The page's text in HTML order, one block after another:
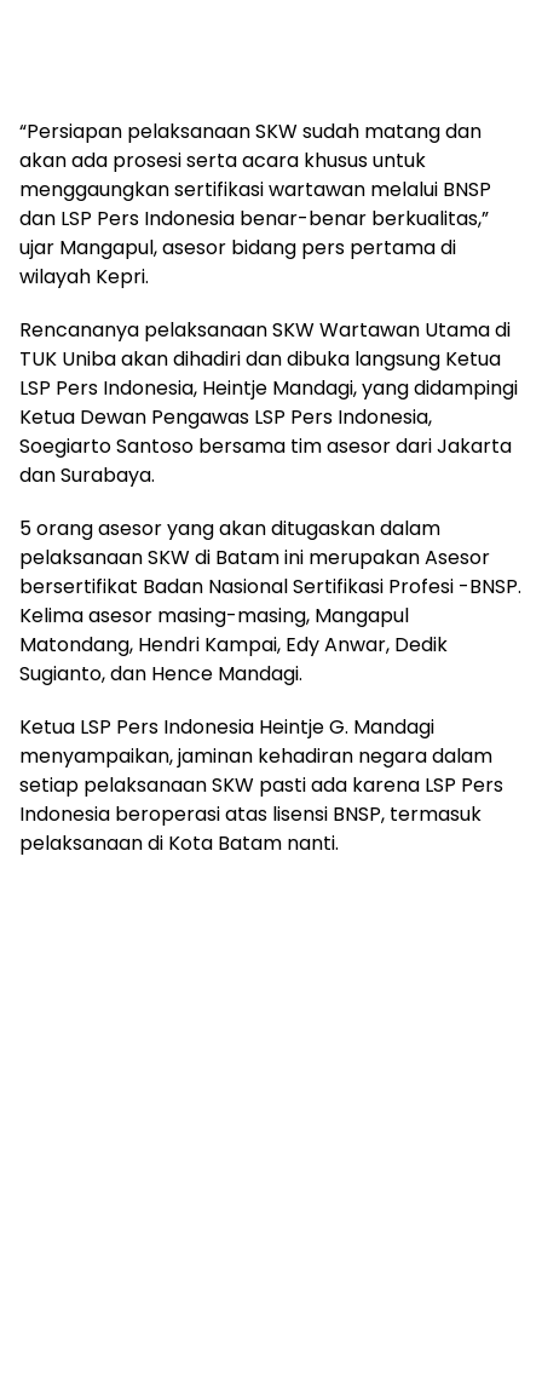
“Persiapan pelaksanaan SKW sudah matang dan
akan ada prosesi serta acara khusus untuk
menggaungkan sertifikasi wartawan melalui BNSP
dan LSP Pers Indonesia benar-benar berkualitas,”
ujar Mangapul, asesor bidang pers pertama di
wilayah Kepri.
Rencananya pelaksanaan SKW Wartawan Utama di
TUK Uniba akan dihadiri dan dibuka langsung Ketua
LSP Pers Indonesia, Heintje Mandagi, yang didampingi
Ketua Dewan Pengawas LSP Pers Indonesia,
Soegiarto Santoso bersama tim asesor dari Jakarta
dan Surabaya.
5 orang asesor yang akan ditugaskan dalam
pelaksanaan SKW di Batam ini merupakan Asesor
bersertifikat Badan Nasional Sertifikasi Profesi -BNSP.
Kelima asesor masing-masing, Mangapul
Matondang, Hendri Kampai, Edy Anwar, Dedik
Sugianto, dan Hence Mandagi.
Ketua LSP Pers Indonesia Heintje G. Mandagi
menyampaikan, jaminan kehadiran negara dalam
setiap pelaksanaan SKW pasti ada karena LSP Pers
Indonesia beroperasi atas lisensi BNSP, termasuk
pelaksanaan di Kota Batam nanti.